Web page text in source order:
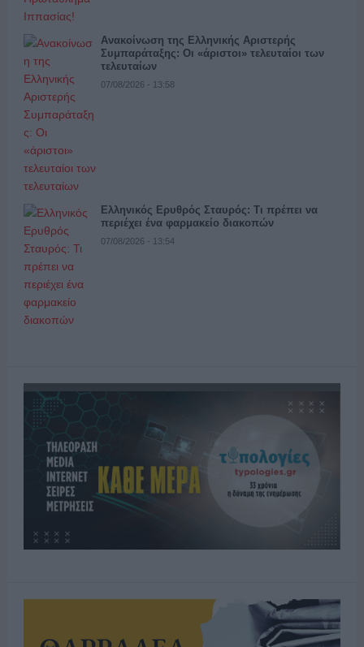
Ανακοίνωση της Ελληνικής Αριστερής
Συμπαράταξης: Οι «άριστοι» τελευταίοι των
τελευταίων
07/08/2026 - 13:58
Ελληνικός Ερυθρός Σταυρός: Τι πρέπει να
περιέχει ένα φαρμακείο διακοπών
07/08/2026 - 13:54